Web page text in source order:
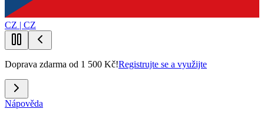
CZ | CZ
Doprava zdarma od 1 500 Kč!Registrujte se a využijte
Nápověda